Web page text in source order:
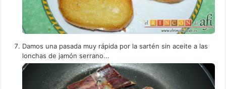
Damos una pasada muy rápida por la sartén sin aceite a las
lonchas de jamón serrano...